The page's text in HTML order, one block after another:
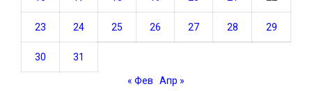
23 24 25 26 27 28 29
30 31
« Фев Апр »